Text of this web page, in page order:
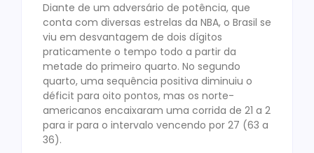
Diante de um adversário de potência, que
conta com diversas estrelas da NBA, o Brasil se
viu em desvantagem de dois dígitos
praticamente o tempo todo a partir da
metade do primeiro quarto. No segundo
quarto, uma sequência positiva diminuiu o
déficit para oito pontos, mas os norte-
americanos encaixaram uma corrida de 21 a 2
para ir para o intervalo vencendo por 27 (63 a
36).